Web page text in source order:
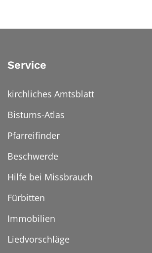
Service
kirchliches Amtsblatt
Bistums-Atlas
Pfarreifinder
Beschwerde
Hilfe bei Missbrauch
Fürbitten
Immobilien
Liedvorschläge